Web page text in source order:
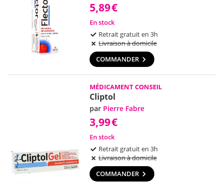
5,89€
En stock
Retrait gratuit en 3h
Livraison à domicile
COMMANDER
MÉDICAMENT CONSEIL
Cliptol
par Pierre Fabre
3,99€
En stock
Retrait gratuit en 3h
Livraison à domicile
COMMANDER